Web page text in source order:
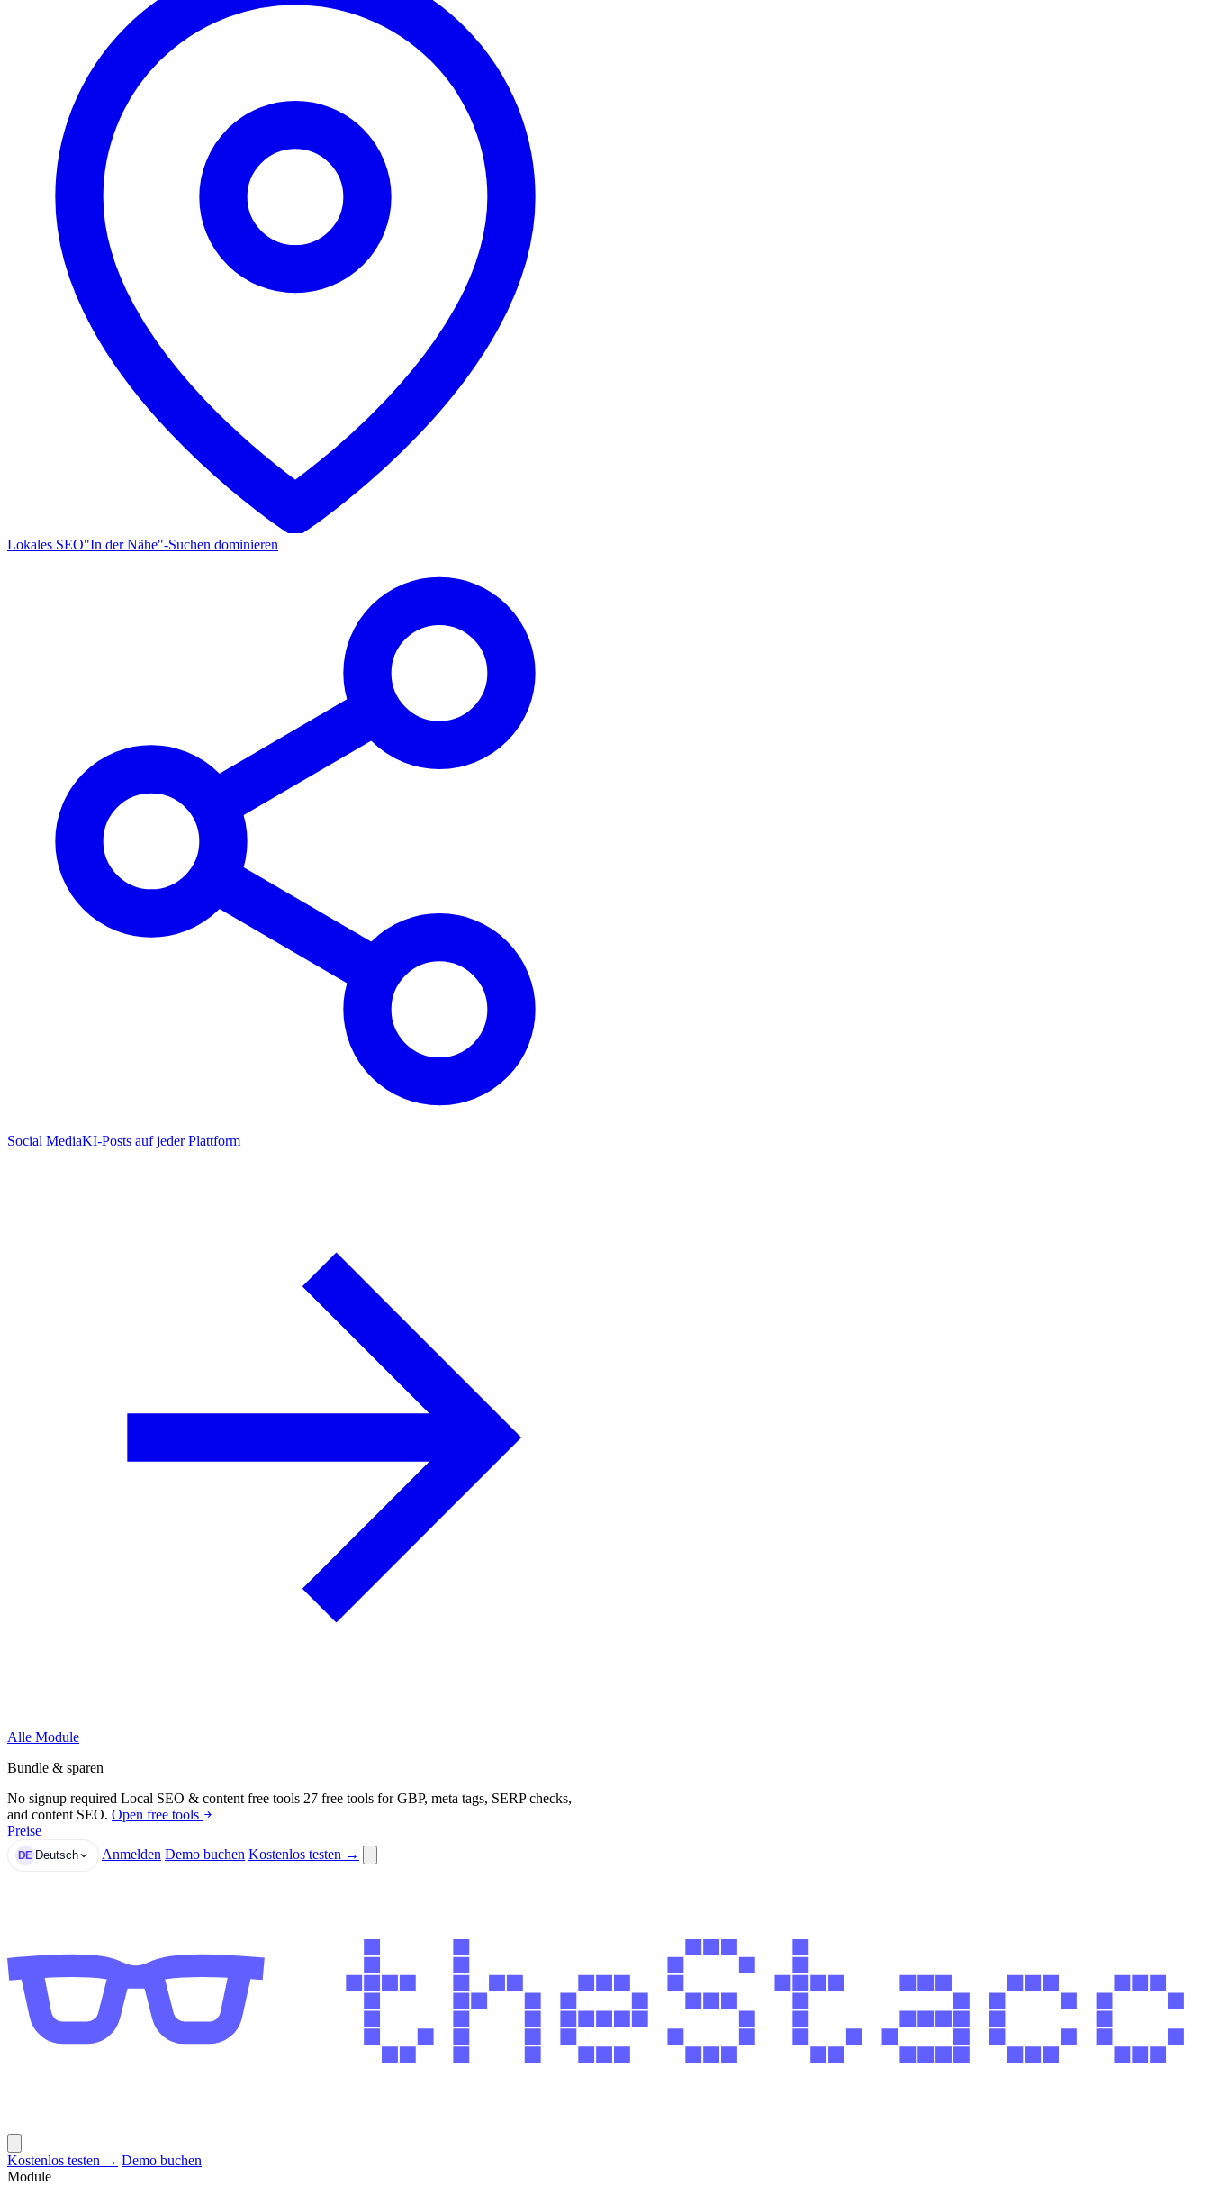
Lokales SEO"In der Nähe"-Suchen dominieren
Social MediaKI-Posts auf jeder Plattform
Alle Module
Bundle & sparen
No signup required Local SEO & content free tools 27 free tools for GBP, meta tags, SERP checks,
and content SEO. Open free tools
Preise
DE Deutsch Anmelden Demo buchen Kostenlos testen →
Kostenlos testen → Demo buchen
Module